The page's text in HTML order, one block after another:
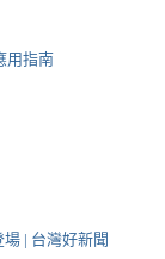
用指南
| 台灣好新聞